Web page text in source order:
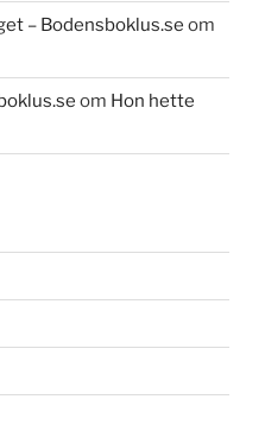
– Bodensboklus.se om
om Hon hette